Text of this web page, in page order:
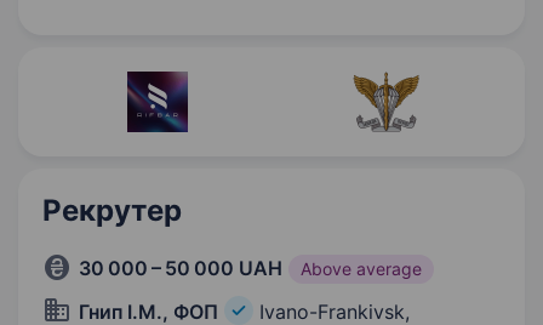
це фундамент успішного бізнесу…
Рекрутер
30 000 – 50 000 UAH Above average
Гнип І.М., ФОП
Ivano-Frankivsk,